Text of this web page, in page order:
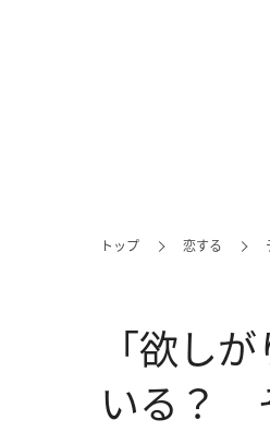
トップ 恋する
「欲し
いる？